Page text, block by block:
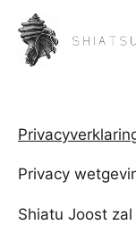
Privacy
Shiatu Joost